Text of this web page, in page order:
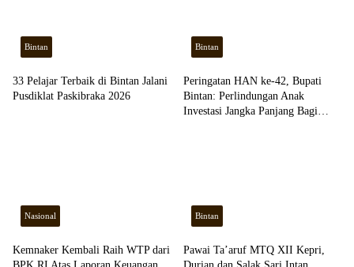
Bintan
33 Pelajar Terbaik di Bintan Jalani
Pusdiklat Paskibraka 2026
Bintan
Peringatan HAN ke-42, Bupati
Bintan: Perlindungan Anak
Investasi Jangka Panjang Bagi
Nasional
Kemnaker Kembali Raih WTP dari
Bintan
Pawai Ta’aruf MTQ XII Kepri,